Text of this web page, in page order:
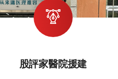
股評家醫院援建